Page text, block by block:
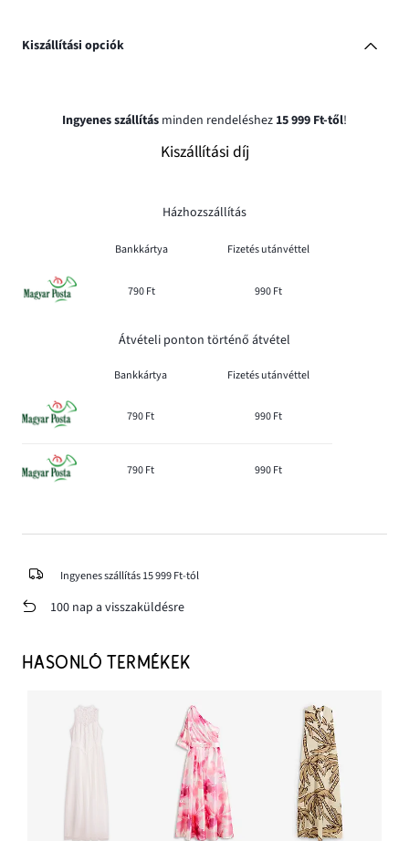
Kiszállítási opciók
Ingyenes szállítás minden rendeléshez 15 999 Ft-től!
Kiszállítási díj
Házhozszállítás
Bankkártya Fizetés utánvéttel
790 Ft 990 Ft
Átvételi ponton történő átvétel
Bankkártya Fizetés utánvéttel
790 Ft 990 Ft
790 Ft 990 Ft
Ingyenes szállítás 15 999 Ft-tól
100 nap a visszaküldésre
HASONLÓ TERMÉKEK